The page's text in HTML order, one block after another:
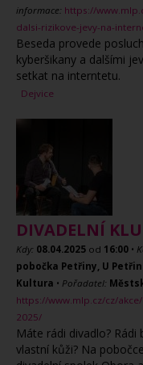
informace: https://
dalsi-rizikove-jevy-na-
Beseda provede
kyberšikany a dalšími
setkat na interntetu.
Dejvice
DIVADELNÍ
Kdy: 08.04.2025 od 16:00 •
pobočka Petřiny, U Petřin
Kultura • Pořadatel:
https://www.mlp.cz/cz/
2025/
Máte rádi divadlo? Rádi
vlastní kůži? Na